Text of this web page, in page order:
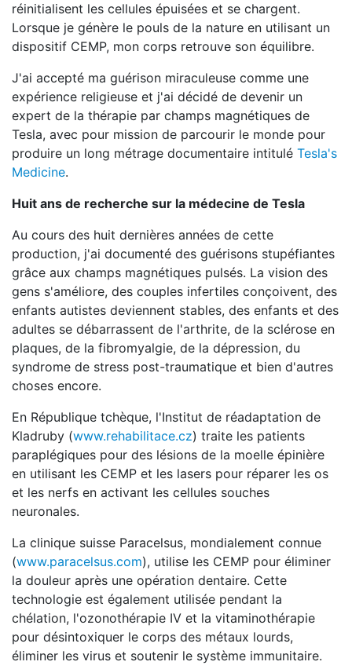
réinitialisent les cellules épuisées et se chargent.
Lorsque je génère le pouls de la nature en utilisant un
dispositif CEMP, mon corps retrouve son équilibre.
J'ai accepté ma guérison miraculeuse comme une
expérience religieuse et j'ai décidé de devenir un
expert de la thérapie par champs magnétiques de
Tesla, avec pour mission de parcourir le monde pour
produire un long métrage documentaire intitulé Tesla's
Medicine.
Huit ans de recherche sur la médecine de Tesla
Au cours des huit dernières années de cette
production, j'ai documenté des guérisons stupéfiantes
grâce aux champs magnétiques pulsés. La vision des
gens s'améliore, des couples infertiles conçoivent, des
enfants autistes deviennent stables, des enfants et des
adultes se débarrassent de l'arthrite, de la sclérose en
plaques, de la fibromyalgie, de la dépression, du
syndrome de stress post-traumatique et bien d'autres
choses encore.
En République tchèque, l'Institut de réadaptation de
Kladruby (www.rehabilitace.cz) traite les patients
paraplégiques pour des lésions de la moelle épinière
en utilisant les CEMP et les lasers pour réparer les os
et les nerfs en activant les cellules souches
neuronales.
La clinique suisse Paracelsus, mondialement connue
(www.paracelsus.com), utilise les CEMP pour éliminer
la douleur après une opération dentaire. Cette
technologie est également utilisée pendant la
chélation, l'ozonothérapie IV et la vitaminothérapie
pour désintoxiquer le corps des métaux lourds,
éliminer les virus et soutenir le système immunitaire.